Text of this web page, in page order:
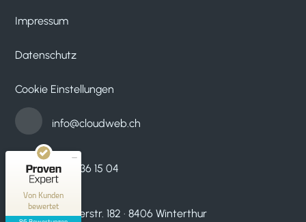
Impressum
Datenschutz
Cookie Einstellungen
Zürcherstr. 182 · 8406 Winterthur
052 536 15 04
info@cloudweb.ch
Von Kunden
bewertet
Kundenbewertungen und Erfahrungen zu
ProvenExpert.com
SEHR GUT
4,95 / 5,00
53
Bewertungen von 2
anderen Quellen
Blick aufs ProvenExpert-Profil werfen